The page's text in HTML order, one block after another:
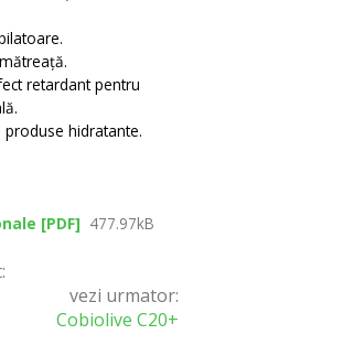
Coloranti
retardant pentru
produse hidratante.
[PDF] 477.97kB
vezi urmator:
Cobiolive C20+